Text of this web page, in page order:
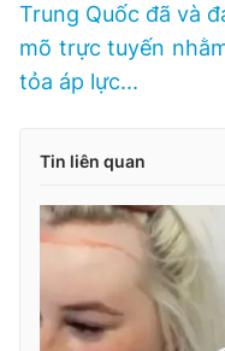
Trung Quốc đã và
mõ trực tuyến
tỏa áp lực...
Tin liên quan